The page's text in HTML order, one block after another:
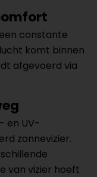
constante
komt binnen
afgevoerd via
en UV-
zonnevizier.
van vizier hoeft